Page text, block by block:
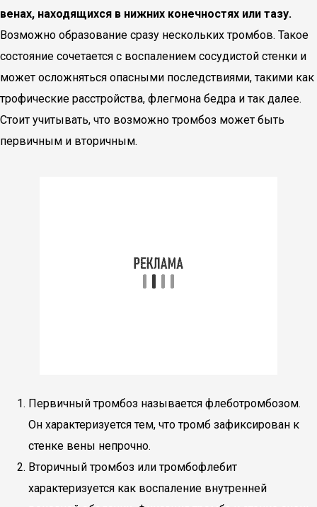
венах, находящихся в нижних конечностях или тазу.
Возможно образование сразу нескольких тромбов. Такое
состояние сочетается с воспалением сосудистой стенки и
может осложняться опасными последствиями, такими как
трофические расстройства, флегмона бедра и так далее.
Стоит учитывать, что возможно тромбоз может быть
первичным и вторичным.
Первичный тромбоз называется флеботромбозом.
Он характеризуется тем, что тромб зафиксирован к
стенке вены непрочно.
Вторичный тромбоз или тромбофлебит
характеризуется как воспаление внутренней